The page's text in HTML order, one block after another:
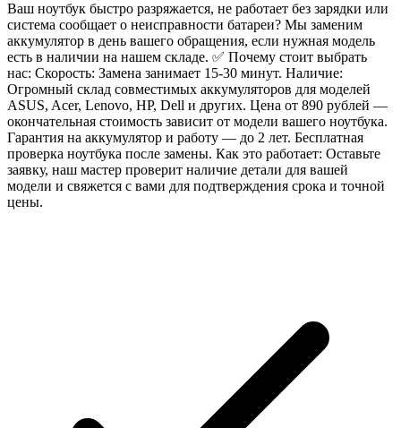
Ваш ноутбук быстро разряжается, не работает без зарядки или
система сообщает о неисправности батареи? Мы заменим
аккумулятор в день вашего обращения, если нужная модель
есть в наличии на нашем складе. ✅ Почему стоит выбрать
нас: Скорость: Замена занимает 15-30 минут. Наличие:
Огромный склад совместимых аккумуляторов для моделей
ASUS, Acer, Lenovo, HP, Dell и других. Цена от 890 рублей —
окончательная стоимость зависит от модели вашего ноутбука.
Гарантия на аккумулятор и работу — до 2 лет. Бесплатная
проверка ноутбука после замены. Как это работает: Оставьте
заявку, наш мастер проверит наличие детали для вашей
модели и свяжется с вами для подтверждения срока и точной
цены.